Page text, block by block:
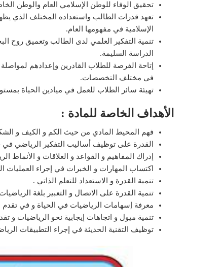
تحقيق الوفاء للوطن الإسلامي العام والوطن
تعهد قدرات الطالب واستعداده المختلف الذي
الإسلامية في مفهومها العام.
تنمية التفكير العلمي لدى الطالب وتعميق روح
الدراسة السليمة.
إتاحة الفرصة للطلاب القادرين وإعدادهم لمواصلة
في مختلف التخصصات.
تهيئة سائر الطلاب للعمل في ميادين الحياة
الأهداف الخاصة للمادة :
فهم المحيط المادي من حيث الكم و الكيف و
القدرة على توظيف أساليب التفكير الرياضي
إدراك المفاهيم و القواعد و العلاقات و الأنماط
اكتساب المهارات و الخبرات في إجراء العمليات
تنمية القدرة و الاستعداد للتعلم الذاتي .
تنمية القدرة على الاتصال و التعبير بلغة
معرفة إسهامات الرياضيات في الحياة و في تقدم
تنمية ميول و اتجاهات إيجابية نحو الرياضيات و
توظيف التقنية الحديثة في إجراء التطبيقات